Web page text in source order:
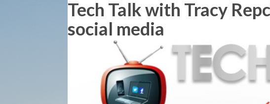
Tech Talk with Tracy
social media